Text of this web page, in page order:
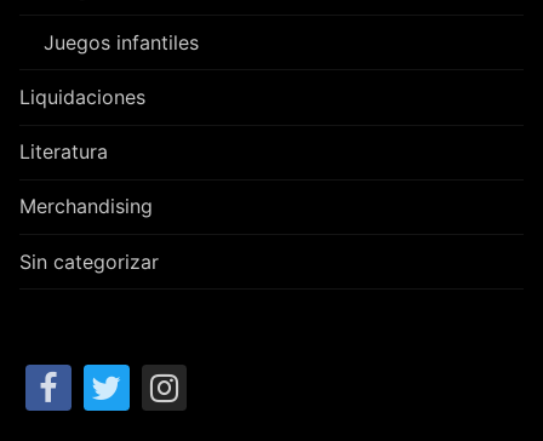
Juegos infantiles
Liquidaciones
Literatura
Merchandising
Sin categorizar